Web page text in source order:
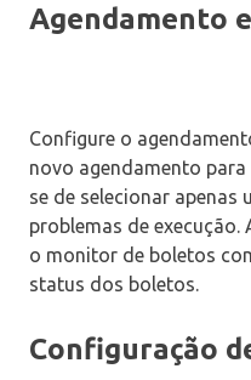
Agendamento
Configure o
novo agendamento
se de selecionar apenas
problemas de
o monitor de boletos
status dos boletos.
Configuração